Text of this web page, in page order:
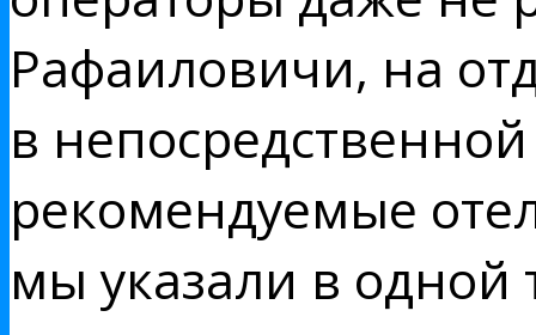
Рафаиловичи, на
в
рекомендуемые
мы указали в одной